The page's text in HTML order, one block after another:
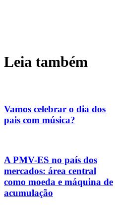
Leia também
Vamos celebrar o dia dos
pais com música?
A PMV-ES no país dos
mercados: área central
como moeda e máquina de
acumulação